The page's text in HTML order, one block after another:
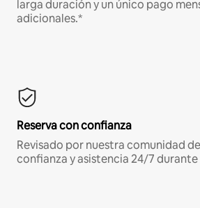
larga duración y un único pago
adicionales.*
Reserva con confianza
Revisado por nuestra comunidad
confianza y asistencia 24/7